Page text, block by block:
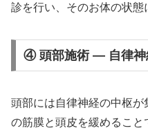
診を行い、そのお体の状態
④ 頭部施術 — 自律神
頭部には自律神経の中枢が
の筋膜と頭皮を緩めるこ